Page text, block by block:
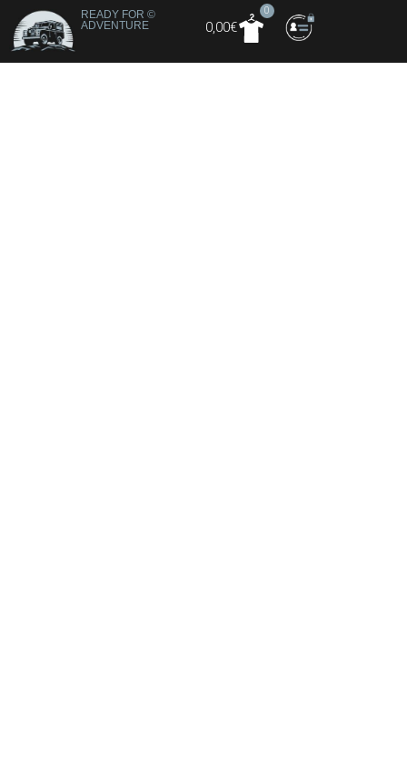
READY FOR ©
ADVENTURE
0,00€
0